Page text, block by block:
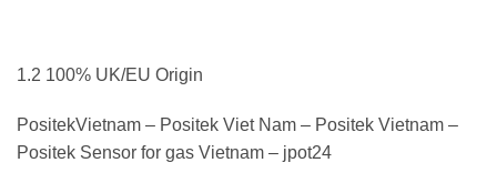
1.2 100% UK/EU Origin
PositekVietnam – Positek Viet Nam – Positek Vietnam –
Positek Sensor for gas Vietnam – jpot24